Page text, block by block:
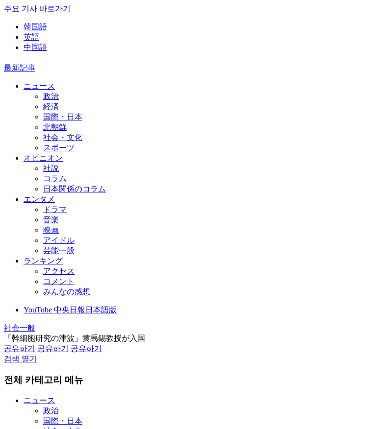
주요 기사 바로가기
韓国語
英語
中国語
最新記事
ニュース
政治
経済
国際・日本
北朝鮮
社会・文化
スポーツ
オピニオン
社説
コラム
日本関係のコラム
エンタメ
ドラマ
音楽
映画
アイドル
芸能一般
ランキング
アクセス
コメント
みんなの感想
YouTube 中央日報日本語版
社会一般
「幹細胞研究の津波」黄禹錫教授が入国
공유하기
공유하기
공유하기
검색 열기
전체 카테고리 메뉴
ニュース
政治
国際・日本